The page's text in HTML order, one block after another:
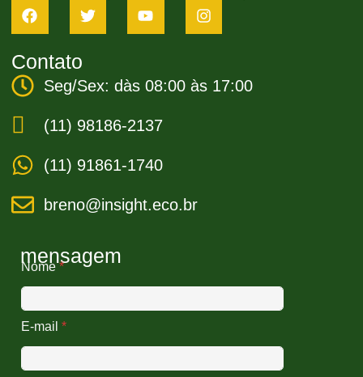
Contato
Seg/Sex: dàs 08:00 às 17:00
(11) 98186-2137
(11) 91861-1740
breno@insight.eco.br
mensagem
Nome*
E-mail *